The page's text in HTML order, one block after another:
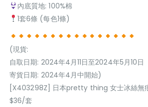
內底質地: 100%棉
1套6條 (每色1條)
(現貨:
自取日期: 2024年4月11日至2024年5月10日
寄貨日期: 2024年4月中開始)
[X403298Z] 日本pretty thing 女士冰絲無
$36/套